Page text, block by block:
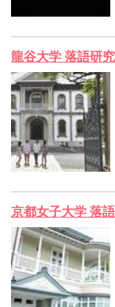
龍谷大学 落語研
京都女子大学 落